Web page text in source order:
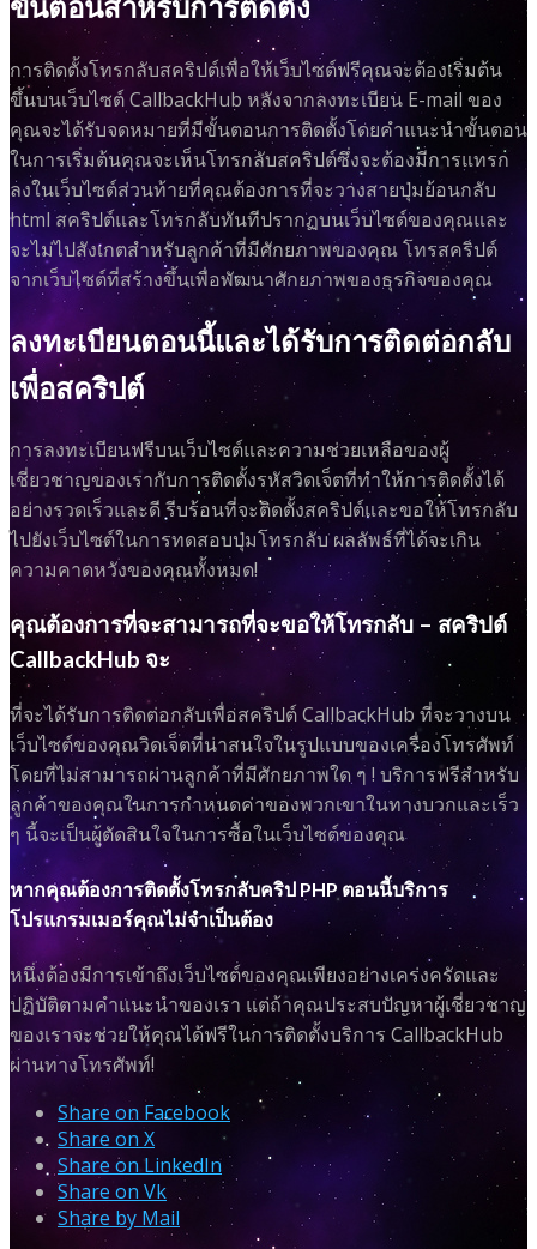
การติดตั้งโทรกลับสคริปต์เพื่อให้เว็บไซต์ฟรีคุณจะต้องเริ่มต้น
ขึ้นบนเว็บไซต์ CallbackHub หลังจากลงทะเบียน E-mail ของ
คุณจะได้รับจดหมายที่มีขั้นตอนการติดตั้งโดยคำแนะนำขั้นตอน
ในการเริ่มต้นคุณจะเห็นโทรกลับสคริปต์ซึ่งจะต้องมีการแทรก
ลงในเว็บไซต์ส่วนท้ายที่คุณต้องการที่จะวางสายปุ่มย้อนกลับ
html สคริปต์และโทรกลับทันทีปรากฏบนเว็บไซต์ของคุณและ
จะไม่ไปสังเกตสำหรับลูกค้าที่มีศักยภาพของคุณ โทรสคริปต์
จากเว็บไซต์ที่สร้างขึ้นเพื่อพัฒนาศักยภาพของธุรกิจของคุณ
ลงทะเบียนตอนนี้และได้รับการติดต่อกลับ
เพื่อสคริปต์
การลงทะเบียนฟรีบนเว็บไซต์และความช่วยเหลือของผู้
เชี่ยวชาญของเรากับการติดตั้งรหัสวิดเจ็ตที่ทำให้การติดตั้งได้
อย่างรวดเร็วและดี รีบร้อนที่จะติดตั้งสคริปต์และขอให้โทรกลับ
ไปยังเว็บไซต์ในการทดสอบปุ่มโทรกลับ ผลลัพธ์ที่ได้จะเกิน
ความคาดหวังของคุณทั้งหมด!
คุณต้องการที่จะสามารถที่จะขอให้โทรกลับ – สคริปต์
CallbackHub จะ
ที่จะได้รับการติดต่อกลับเพื่อสคริปต์ CallbackHub ที่จะวางบน
เว็บไซต์ของคุณวิดเจ็ตที่น่าสนใจในรูปแบบของเครื่องโทรศัพท์
โดยที่ไม่สามารถผ่านลูกค้าที่มีศักยภาพใด ๆ ! บริการฟรีสำหรับ
ลูกค้าของคุณในการกำหนดค่าของพวกเขาในทางบวกและเร็ว
ๆ นี้จะเป็นผู้ตัดสินใจในการซื้อในเว็บไซต์ของคุณ
หากคุณต้องการติดตั้งโทรกลับคริป PHP ตอนนี้บริการ
โปรแกรมเมอร์คุณไม่จำเป็นต้อง
หนึ่งต้องมีการเข้าถึงเว็บไซต์ของคุณเพียงอย่างเคร่งครัดและ
ปฏิบัติตามคำแนะนำของเรา แต่ถ้าคุณประสบปัญหาผู้เชี่ยวชาญ
ของเราจะช่วยให้คุณได้ฟรีในการติดตั้งบริการ CallbackHub
ผ่านทางโทรศัพท์!
Share on Facebook
Share on X
Share on LinkedIn
Share on Vk
Share by Mail